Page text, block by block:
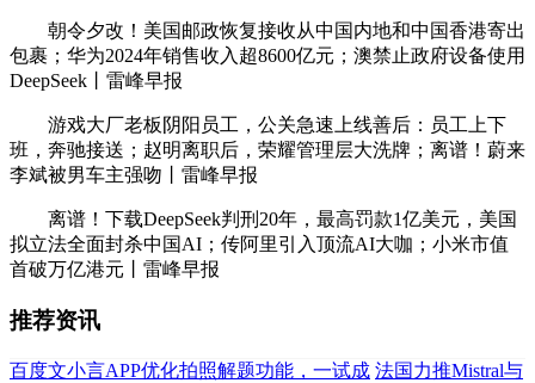
朝令夕改！美国邮政恢复接收从中国内地和中国香港寄出
包裹；华为2024年销售收入超8600亿元；澳禁止政府设备使用
DeepSeek丨雷峰早报
游戏大厂老板阴阳员工，公关急速上线善后：员工上下
班，奔驰接送；赵明离职后，荣耀管理层大洗牌；离谱！蔚来
李斌被男车主强吻丨雷峰早报
离谱！下载DeepSeek判刑20年，最高罚款1亿美元，美国
拟立法全面封杀中国AI；传阿里引入顶流AI大咖；小米市值
首破万亿港元丨雷峰早报
推荐资讯
百度文小言APP优化拍照解题功能，一试成 法国力推Mistral与